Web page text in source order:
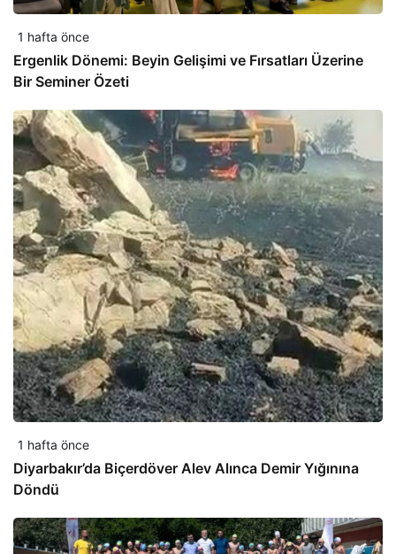
1 hafta önce
Ergenlik Dönemi: Beyin Gelişimi ve Fırsatları Üzerine
Bir Seminer Özeti
1 hafta önce
Diyarbakır’da Biçerdöver Alev Alınca Demir Yığınına
Döndü